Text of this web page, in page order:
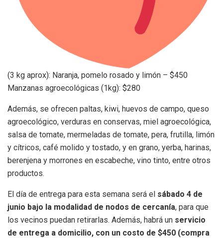
(3 kg aprox): Naranja, pomelo rosado y limón – $450
Manzanas agroecológicas (1kg): $280
Además, se ofrecen paltas, kiwi, huevos de campo, queso
agroecológico, verduras en conservas, miel agroecológica,
salsa de tomate, mermeladas de tomate, pera, frutilla, limón
y cítricos, café molido y tostado, y en grano, yerba, harinas,
berenjena y morrones en escabeche, vino tinto, entre otros
productos.
El día de entrega para esta semana será el sábado 4 de
junio bajo la modalidad de nodos de cercanía, para que
los vecinos puedan retirarlas. Además, habrá un servicio
de entrega a domicilio, con un costo de $450 (compra